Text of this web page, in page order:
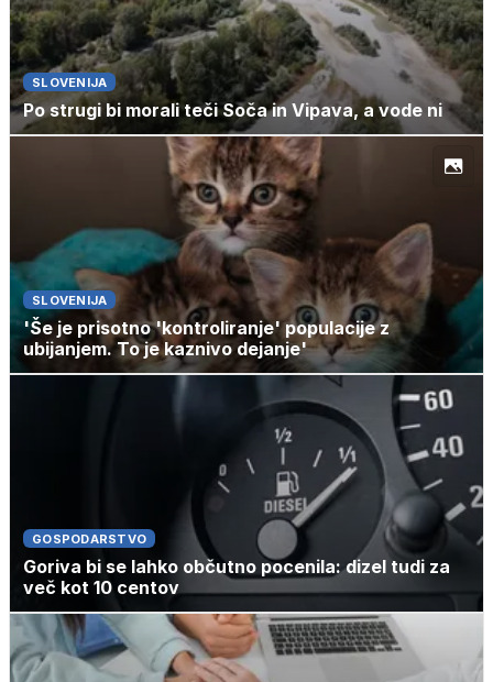
SLOVENIJA
Po strugi bi morali teči Soča in Vipava, a vode ni
SLOVENIJA
'Še je prisotno 'kontroliranje' populacije z
ubijanjem. To je kaznivo dejanje'
GOSPODARSTVO
Goriva bi se lahko občutno pocenila: dizel tudi za
več kot 10 centov